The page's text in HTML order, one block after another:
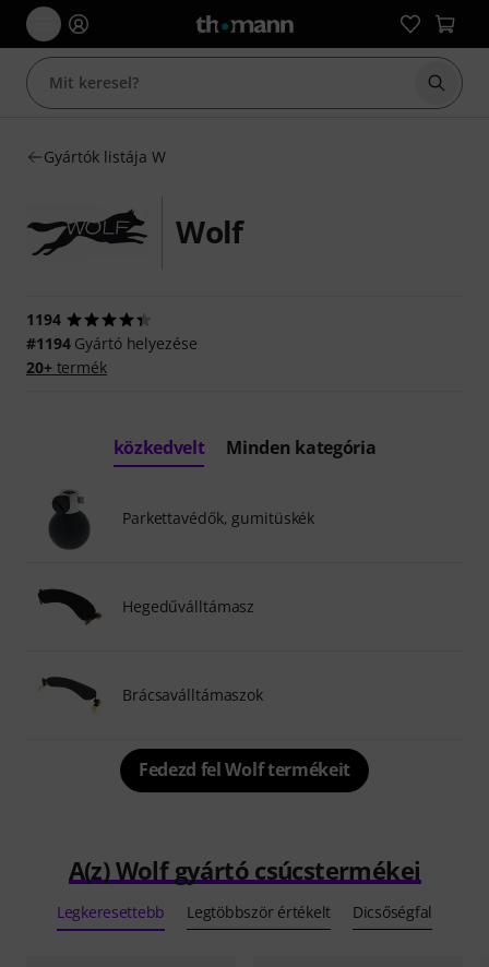
Gyártók listája W
Wolf
1194
#1194Gyártó helyezése
20+termék
közkedvelt Minden kategória
Parkettavédők, gumitüskék
Hegedűválltámasz
Brácsaválltámaszok
Fedezd fel Wolf termékeit
A(z) Wolf gyártó csúcstermékei
Legkeresettebb Legtöbbször értékelt Dicsőségfal